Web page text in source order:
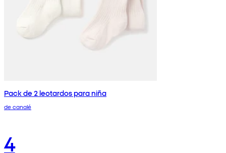
Pack de 2 leotardos para niña
de canalé
4